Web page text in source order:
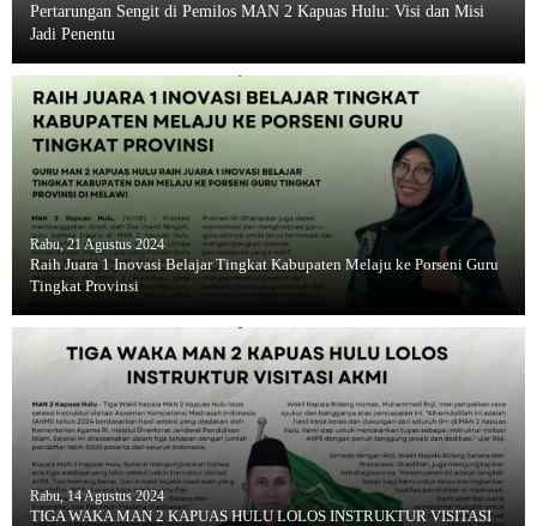
Pertarungan Sengit di Pemilos MAN 2 Kapuas Hulu: Visi dan Misi
Jadi Penentu
Rabu, 21 Agustus 2024
Raih Juara 1 Inovasi Belajar Tingkat Kabupaten Melaju ke Porseni Guru
Tingkat Provinsi
Rabu, 14 Agustus 2024
TIGA WAKA MAN 2 KAPUAS HULU LOLOS INSTRUKTUR VISITASI